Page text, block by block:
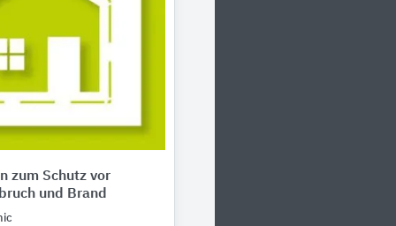
zum Schutz vor
und Brand